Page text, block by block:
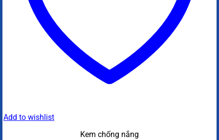
Add to wishlist
Kem chống nắng